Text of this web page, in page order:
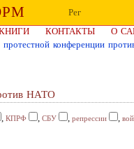
Рег
КОНТАКТЫ
О
конференции
НАТО
, КПРФ , СБУ , репрессии ,